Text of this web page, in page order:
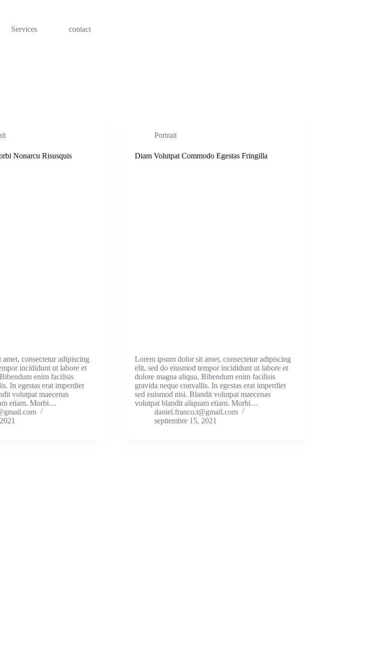
Services contact
Nonarcu Risusquis
consectetur adipiscing
incididunt ut labore et
enim facilisis
In egestas erat imperdiet
volutpat maecenas
etiam. Morbi…
Portrait
Diam Volutpat Commodo Egestas Fringilla
Lorem ipsum dolor sit amet, consectetur adipiscing
elit, sed do eiusmod tempor incididunt ut labore et
dolore magna aliqua. Bibendum enim facilisis
gravida neque convallis. In egestas erat imperdiet
sed euismod nisi. Blandit volutpat maecenas
volutpat blandit aliquam etiam. Morbi…
daniel.franco.t@gmail.com
septiembre 15, 2021